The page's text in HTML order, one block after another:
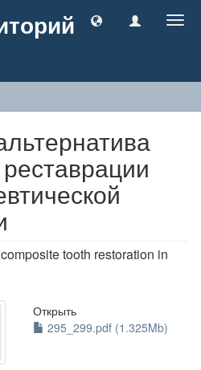
tooth restoration in
Открыть
295_299.pdf (1.325Mb)